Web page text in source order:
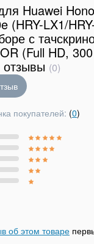
Huawei
(HRY-LX1/
с
(Full HD,
(0)
покупателей: (0)
об этом товаре